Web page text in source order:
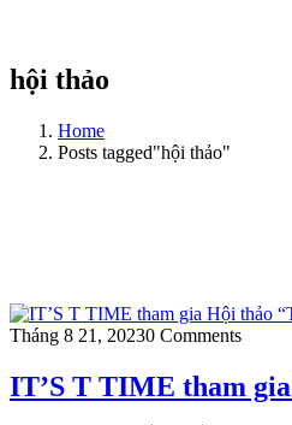
hội thảo
Home
Posts tagged"hội thảo"
Tháng 8 21, 20230 Comments
IT’S T TIME tham